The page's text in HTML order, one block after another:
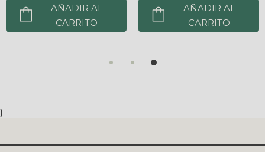
AÑADIR AL
CARRITO
AÑADIR AL
CARRITO
}